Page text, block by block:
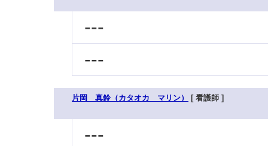
---
---
片岡 真鈴（カタオカ マリン） [ 看護師 ]
---